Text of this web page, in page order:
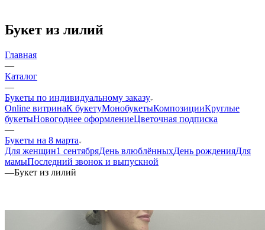
Букет из лилий
Главная
—
Каталог
—
Букеты по индивидуальному заказу
Online витринаК букетуМонобукетыКомпозицииКруглые
букетыНовогоднее оформлениеЦветочная подписка
—
Букеты на 8 марта
Для женщин1 сентябряДень влюблённыхДень рожденияДля
мамыПоследний звонок и выпускной
—Букет из лилий